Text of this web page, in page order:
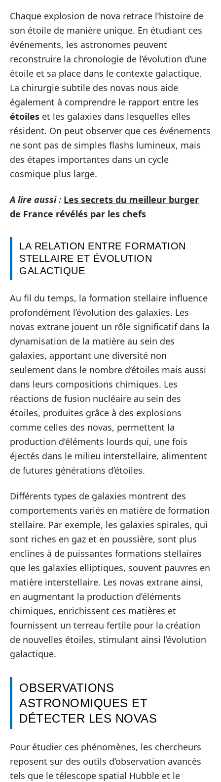
Chaque explosion de nova retrace l’histoire de
son étoile de manière unique. En étudiant ces
événements, les astronomes peuvent
reconstruire la chronologie de l’évolution d’une
étoile et sa place dans le contexte galactique.
La chirurgie subtile des novas nous aide
également à comprendre le rapport entre les
étoiles et les galaxies dans lesquelles elles
résident. On peut observer que ces événements
ne sont pas de simples flashs lumineux, mais
des étapes importantes dans un cycle
cosmique plus large.
A lire aussi : Les secrets du meilleur burger
de France révélés par les chefs
LA RELATION ENTRE FORMATION
STELLAIRE ET ÉVOLUTION
GALACTIQUE
Au fil du temps, la formation stellaire influence
profondément l’évolution des galaxies. Les
novas extrane jouent un rôle significatif dans la
dynamisation de la matière au sein des
galaxies, apportant une diversité non
seulement dans le nombre d’étoiles mais aussi
dans leurs compositions chimiques. Les
réactions de fusion nucléaire au sein des
étoiles, produites grâce à des explosions
comme celles des novas, permettent la
production d’éléments lourds qui, une fois
éjectés dans le milieu interstellaire, alimentent
de futures générations d’étoiles.
Différents types de galaxies montrent des
comportements variés en matière de formation
stellaire. Par exemple, les galaxies spirales, qui
sont riches en gaz et en poussière, sont plus
enclines à de puissantes formations stellaires
que les galaxies elliptiques, souvent pauvres en
matière interstellaire. Les novas extrane ainsi,
en augmentant la production d’éléments
chimiques, enrichissent ces matières et
fournissent un terreau fertile pour la création
de nouvelles étoiles, stimulant ainsi l’évolution
galactique.
OBSERVATIONS
ASTRONOMIQUES ET
DÉTECTER LES NOVAS
Pour étudier ces phénomènes, les chercheurs
reposent sur des outils d’observation avancés
tels que le télescope spatial Hubble et le